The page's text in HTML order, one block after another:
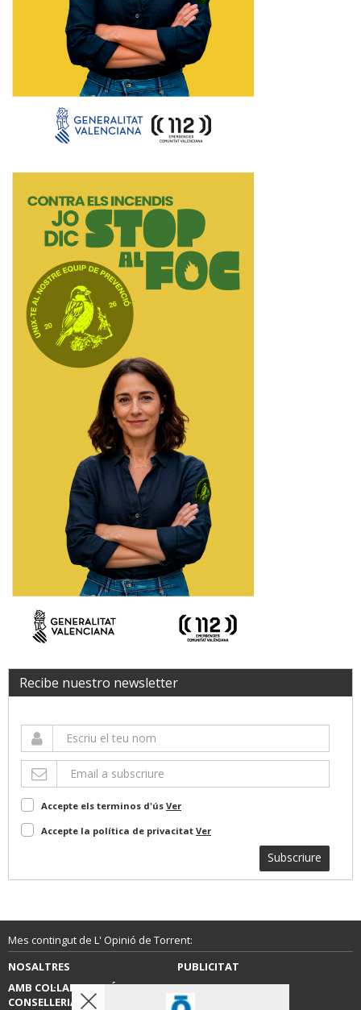
Recibe nuestro newsletter
Accepte els terminos d'ús Ver
Accepte la política de privacitat Ver
Subscriure
Mes contingut de L' Opinió de Torrent:
NOSALTRES
PUBLICITAT
AMB COL·LABORACIÓ DE LA
CONSELLERIA D’EDUCACIÓ,
CONTACTE